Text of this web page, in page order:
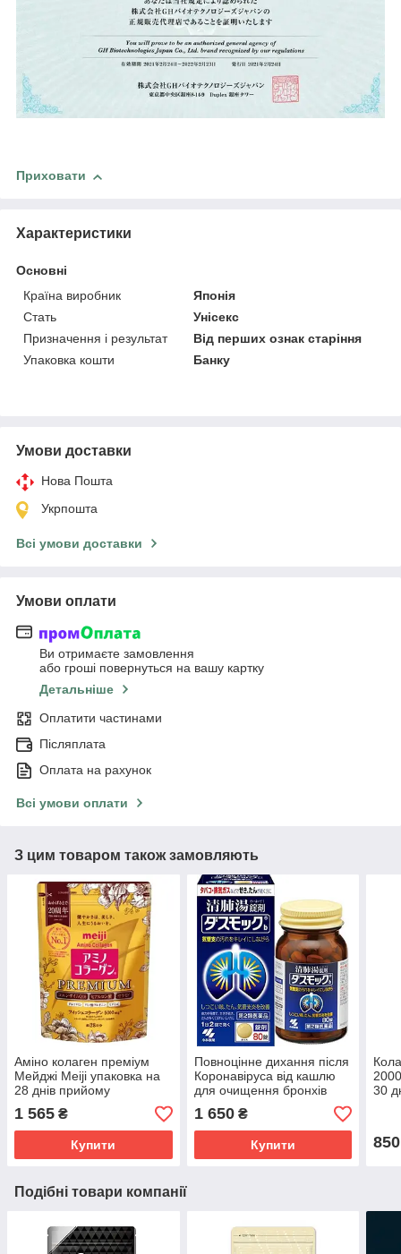
Приховати
Характеристики
Основні
Країна виробник
Японія
Стать
Унісекс
Призначення і результат
Від перших ознак старіння
Упаковка кошти
Банку
Умови доставки
Нова Пошта
Укрпошта
Всі умови доставки
Умови оплати
Ви отримаєте замовлення
або гроші повернуться на вашу картку
Детальніше
Оплатити частинами
Післяплата
Оплата на рахунок
Всі умови оплати
З цим товаром також замовляють
Аміно колаген преміум
Мейджі Meiji упаковка на
28 днів прийому
1 565 ₴
Купити
Повноцінне дихання після
Коронавіруса від кашлю
для очищення бронхів
Kobayashi Dasumokku 80
шт на 8 днів
1 650₴
Купити
30
850
Подібні товари компанії